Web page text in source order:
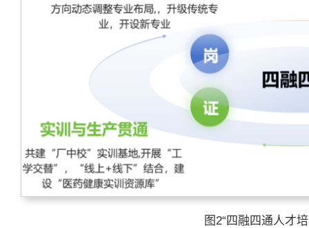
图2“四融四通人才